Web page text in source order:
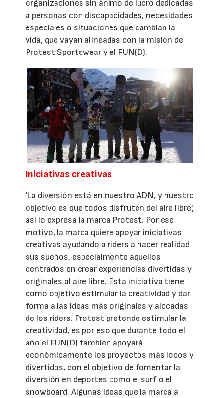
organizaciones sin ánimo de lucro dedicadas
a personas con discapacidades, necesidades
especiales o situaciones que cambian la
vida, que vayan alineadas con la misión de
Protest Sportswear y el FUN(D).
Iniciativas creativas
'La diversión está en nuestro ADN, y nuestro
objetivo es que todos disfruten del aire libre',
así lo expresa la marca Protest. Por ese
motivo, la marca quiere apoyar iniciativas
creativas ayudando a riders a hacer realidad
sus sueños, especialmente aquellos
centrados en crear experiencias divertidas y
originales al aire libre. Esta iniciativa tiene
como objetivo estimular la creatividad y dar
forma a las ideas más originales y alocadas
de los riders. Protest pretende estimular la
creatividad, es por eso que durante todo el
año el FUN(D) también apoyará
económicamente los proyectos más locos y
divertidos, con el objetivo de fomentar la
diversión en deportes como el surf o el
snowboard. Algunas ideas que la marca a